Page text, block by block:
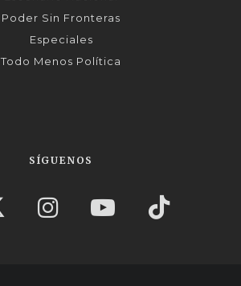
Poder Sin Fronteras
Especiales
Todo Menos Política
SÍGUENOS